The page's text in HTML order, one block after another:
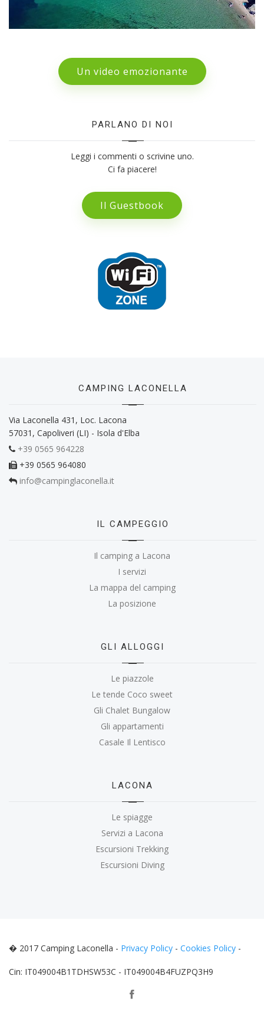
Un video emozionante
PARLANO DI NOI
Leggi i commenti o scrivine uno.
Ci fa piacere!
Il Guestbook
CAMPING LACONELLA
Via Laconella 431, Loc. Lacona
57031, Capoliveri (LI) - Isola d'Elba
+39 0565 964228
+39 0565 964080
info@campinglaconella.it
IL CAMPEGGIO
Il camping a Lacona
I servizi
La mappa del camping
La posizione
GLI ALLOGGI
Le piazzole
Le tende Coco sweet
Gli Chalet Bungalow
Gli appartamenti
Casale Il Lentisco
LACONA
Le spiagge
Servizi a Lacona
Escursioni Trekking
Escursioni Diving
� 2017 Camping Laconella - Privacy Policy - Cookies Policy -
Cin: IT049004B1TDHSW53C - IT049004B4FUZPQ3H9